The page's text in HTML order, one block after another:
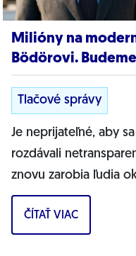
Milióny na
Bödörovi.
Tlačové správy
Je neprijateľné, aby
rozdávali
znovu zarobia ľudia
povedal podpredseda
ČÍTAŤ VIAC